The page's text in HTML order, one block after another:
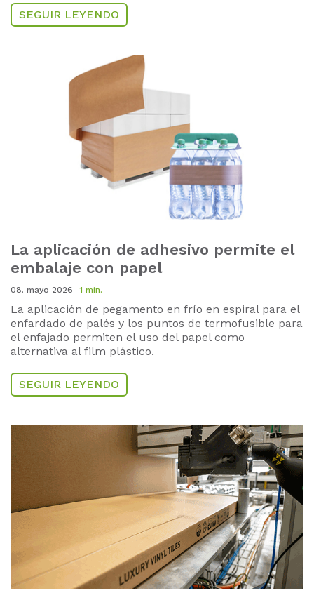
SEGUIR LEYENDO
La aplicación de adhesivo permite el
embalaje con papel
08. mayo 2026 1 min.
La aplicación de pegamento en frío en espiral para el
enfardado de palés y los puntos de termofusible para
el enfajado permiten el uso del papel como
alternativa al film plástico.
SEGUIR LEYENDO